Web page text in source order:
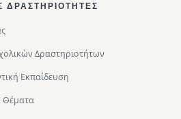
ΔΡΑΣΤΗΡΙΌΤΗΤΕΣ
Δραστηριοτήτων
Eκπαίδευση
Θέματα